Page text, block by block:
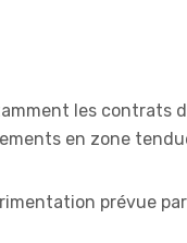
les contrats
en zone
prévue par